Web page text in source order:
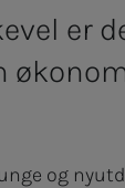
er
og